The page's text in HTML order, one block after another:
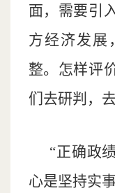
面，需要引
方经济发展
整。怎样评
们去研判，
“正确政
心是坚持实